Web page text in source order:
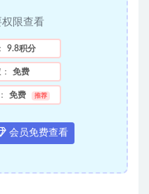
限查看
9.8积分
免费
免费 推荐
会员免费查看